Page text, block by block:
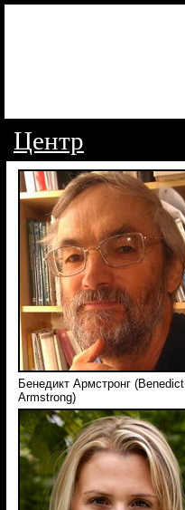
Центр
Бенедикт Армстронг (Benedict
Armstrong)